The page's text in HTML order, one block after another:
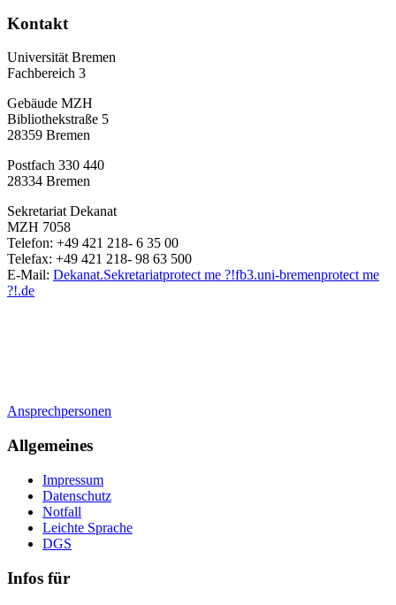
Kontakt
Universität Bremen
Fachbereich 3
Gebäude MZH
Bibliothekstraße 5
28359 Bremen
Postfach 330 440
28334 Bremen
Sekretariat Dekanat
MZH 7058
Telefon: +49 421 218- 6 35 00
Telefax: +49 421 218- 98 63 500
E-Mail: Dekanat.Sekretariatprotect me ?!fb3.uni-bremenprotect me
?!.de
Ansprechpersonen
Allgemeines
Impressum
Datenschutz
Notfall
Leichte Sprache
DGS
Infos für